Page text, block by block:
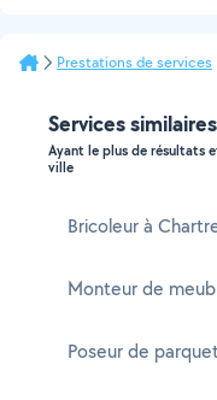
Prestations de services
Services
Ayant le plus de résultats
ville
Bricoleur à
Monteur de
Poseur de